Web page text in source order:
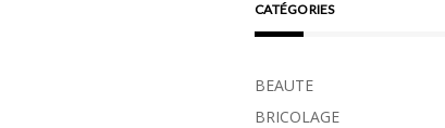
CATÉGORIES
BEAUTE
BRICOLAGE